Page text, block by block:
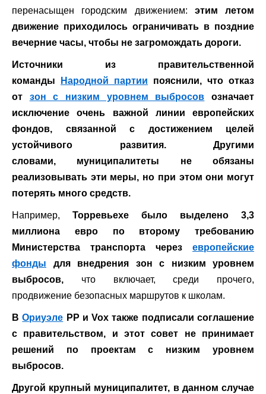
перенасыщен городским движением: этим летом
движение приходилось ограничивать в поздние
вечерние часы, чтобы не загромождать дороги.
Источники из правительственной
команды
Народной партии пояснили, что отказ
от зон с низким уровнем выбросов означает
исключение очень важной линии европейских
фондов, связанной с достижением целей
устойчивого развития. Другими
словами, муниципалитеты не обязаны
реализовывать эти меры, но при этом они могут
потерять много средств.
Например, Торревьехе было выделено 3,3
миллиона евро по второму требованию
Министерства транспорта через европейские
фонды для внедрения зон с низким уровнем
выбросов, что включает, среди прочего,
продвижение безопасных маршрутов к школам.
ВОриуэле PP и Vox также подписали соглашение
с правительством, и этот совет не принимает
решений по проектам с низким уровнем
выбросов.
Другой крупный муниципалитет, в данном случае